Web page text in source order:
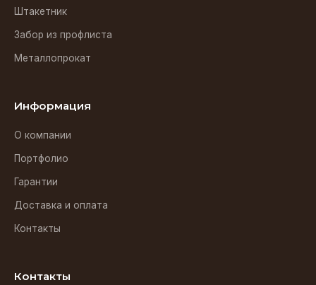
Штакетник
Забор из профлиста
Металлопрокат
Информация
О компании
Портфолио
Гарантии
Доставка и оплата
Контакты
Контакты